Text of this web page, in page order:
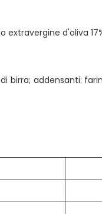
d'oliva
birra; addensanti: